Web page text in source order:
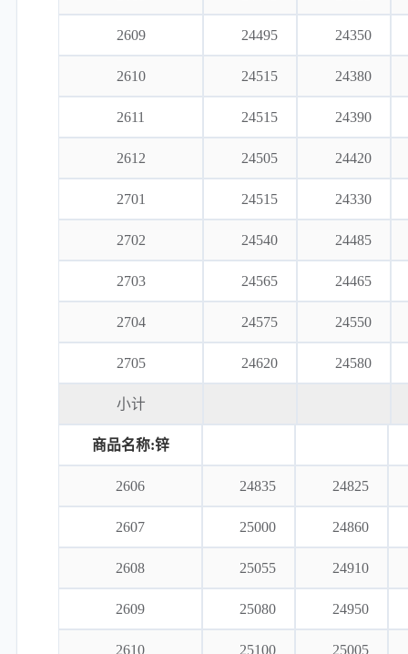
2609 24495 24350
2610 24515 24380
2611 24515 24390
2612 24505 24420
2701 24515 24330
2702 24540 24485
2703 24565 24465
2704 24575 24550
2705 24620 24580
小计
商品名称:锌
2606 24835 24825
2607 25000 24860
2608 25055 24910
2609 25080 24950
2610 25100 25005